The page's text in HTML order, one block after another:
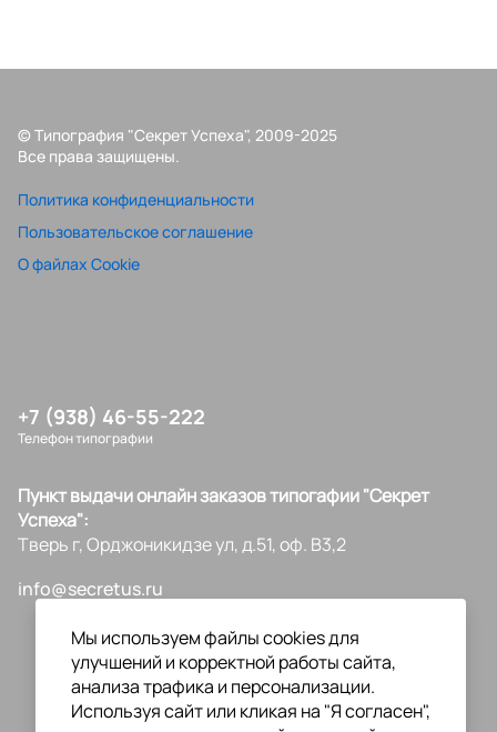
© Типография "Секрет Успеха", 2009-2025
Все права защищены.
Политика конфиденциальности
Пользовательское соглашение
О файлах Cookie
+7 (938) 46-55-222
Телефон типографии
Пункт выдачи онлайн заказов типогафии "Секрет
Успеха":
Тверь г, Орджоникидзе ул, д.51, оф. В3,2
info@secretus.ru
Мы используем файлы cookies для
улучшений и корректной работы сайта,
анализа трафика и персонализации.
Используя сайт или кликая на "Я согласен",